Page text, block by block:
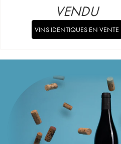
VENDU
VINS IDENTIQUES EN VENTE